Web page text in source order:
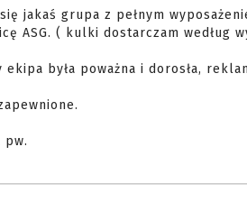
jakaś grupa z pełnym
ASG. ( kulki dostarczam
ekipa była poważna i dorosła,
pw.